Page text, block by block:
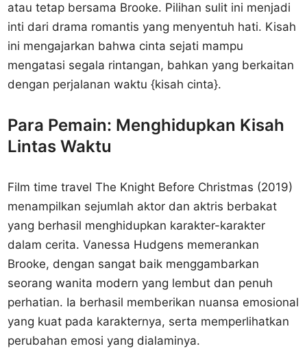
atau tetap bersama Brooke. Pilihan sulit ini menjadi
inti dari drama romantis yang menyentuh hati. Kisah
ini mengajarkan bahwa cinta sejati mampu
mengatasi segala rintangan, bahkan yang berkaitan
dengan perjalanan waktu {kisah cinta}.
Para Pemain: Menghidupkan Kisah
Lintas Waktu
Film time travel The Knight Before Christmas (2019)
menampilkan sejumlah aktor dan aktris berbakat
yang berhasil menghidupkan karakter-karakter
dalam cerita. Vanessa Hudgens memerankan
Brooke, dengan sangat baik menggambarkan
seorang wanita modern yang lembut dan penuh
perhatian. Ia berhasil memberikan nuansa emosional
yang kuat pada karakternya, serta memperlihatkan
perubahan emosi yang dialaminya.